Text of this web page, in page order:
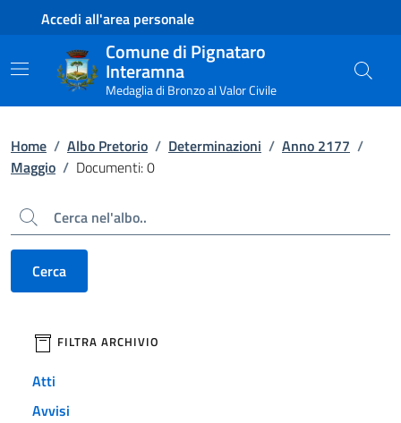
Contenuto principale
Piede di paginaAccedi all'area personale
Comune di Pignataro
Interamna
Medaglia di Bronzo al Valor Civile
Home / Albo Pretorio / Determinazioni / Anno 2177 /
Maggio / Documenti: 0
Cerca
Cerca
filtri da applicare
FILTRA ARCHIVIO
Atti
Avvisi